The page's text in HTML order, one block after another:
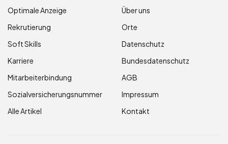
Optimale Anzeige
Rekrutierung
Soft Skills
Karriere
Mitarbeiterbindung
Sozialversicherungsnummer
Alle Artikel
Über uns
Orte
Datenschutz
Bundesdatenschutz
AGB
Impressum
Kontakt